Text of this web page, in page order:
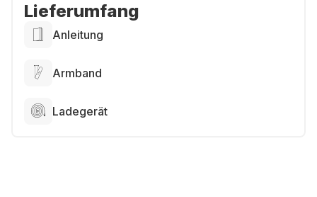
Lieferumfang
Anleitung
Armband
Ladegerät